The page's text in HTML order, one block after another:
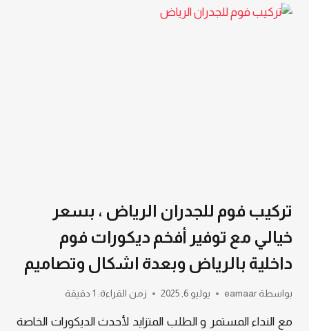
الرياض:
جمال
تركيب فوم للجدران الرياض ، بسعر
خيالي مع توفير أفخم ديكورات فوم
داخلية بالرياض وبعدة اشكال وتصاميم
بواسطة eamaar يوليو 6, 2025 زمن القراءة: 1 دقيقة
مع النداء المستمر و الطلب المتزايد لأحدث الديكورات الخاصة